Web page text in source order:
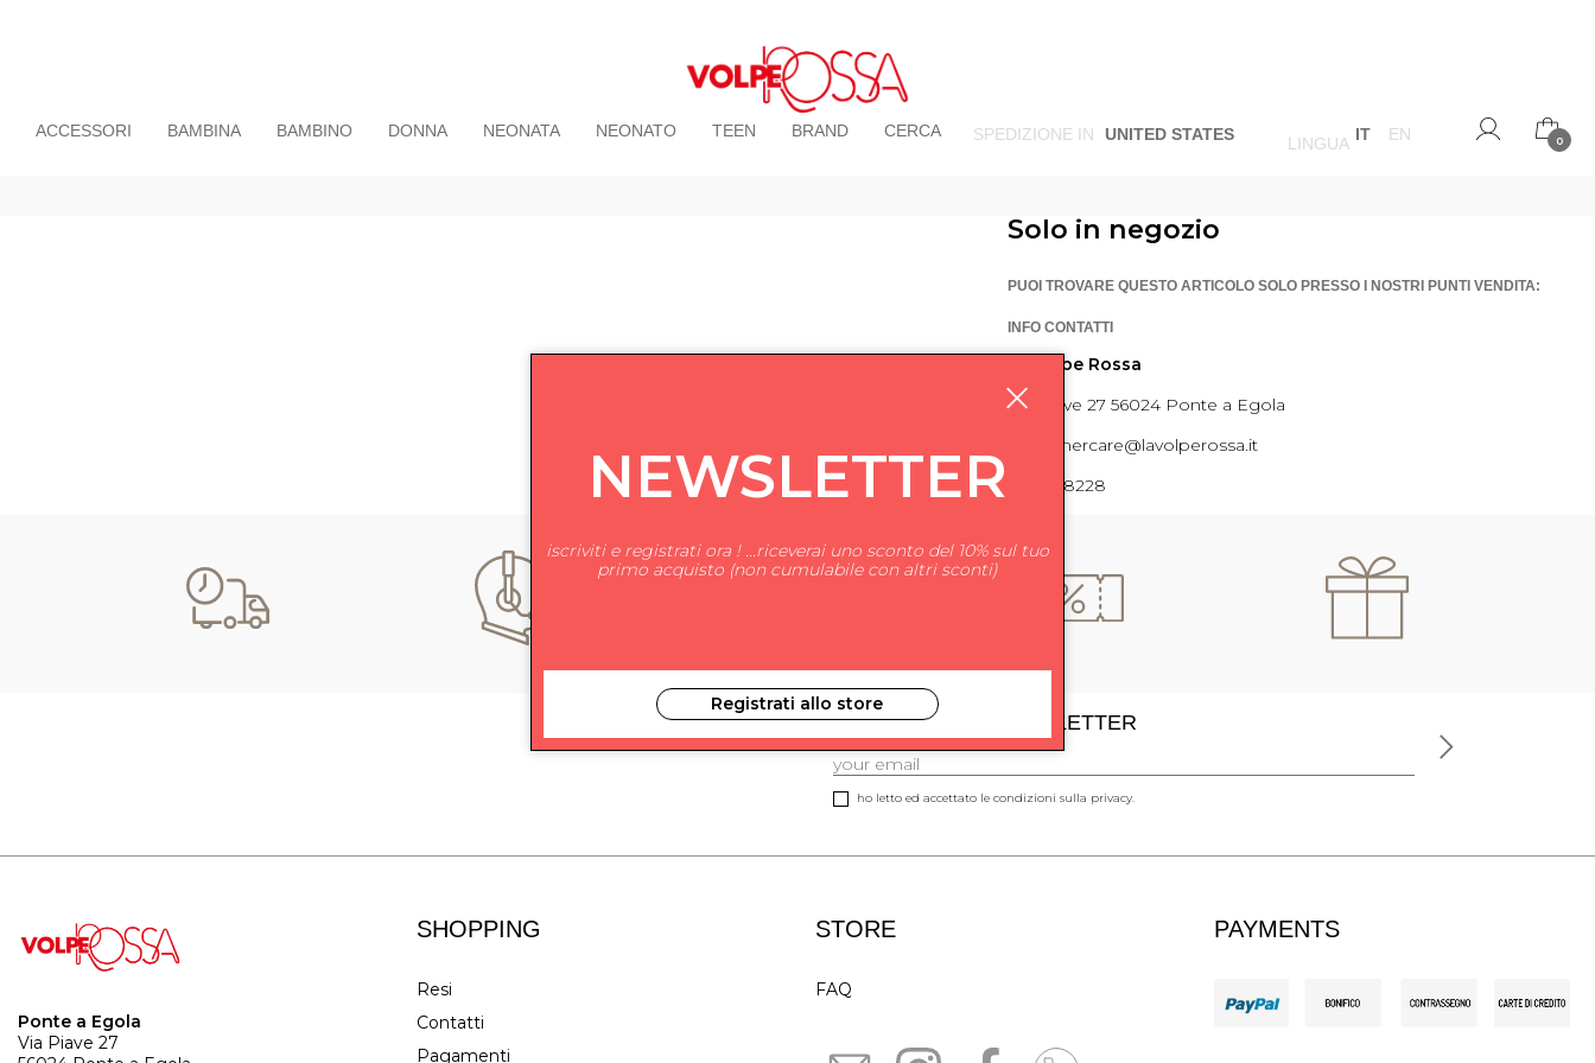
SPEDIZIONE IN UNITED STATES LINGUA IT EN 0
ACCESSORI BAMBINA BAMBINO DONNA NEONATA NEONATO TEEN BRAND CERCA
Solo in negozio
PUOI TROVARE QUESTO ARTICOLO SOLO PRESSO I NOSTRI PUNTI VENDITA:
INFO CONTATTI
La Volpe Rossa
Via Piave 27 56024 Ponte a Egola
customercare@lavolperossa.it
0571498228
ISCRIVITI ALLA NEWSLETTER
ho letto ed accettato le condizioni sulla privacy.
Ponte a Egola
Via Piave 27
SHOPPING
Resi
Contatti
Pagamenti
STORE
FAQ
PAYMENTS
NEWSLETTER
iscriviti e registrati ora ! ...riceverai uno sconto del 10% sul tuo
primo acquisto (non cumulabile con altri sconti)
Registrati allo store